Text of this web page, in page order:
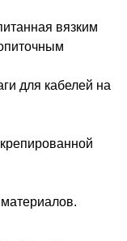
вязким
для кабелей на